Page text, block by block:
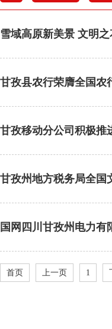
雪域高原新美景 文明
甘孜县农行荣膺全国农
甘孜移动分公司积极推
甘孜州地方税务局全国
国网四川甘孜州电力
首页 上一页 1